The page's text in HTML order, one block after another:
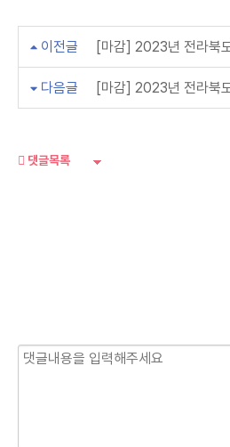
이전글 [마감] 2023년 전라북
다음글 [마감] 2023년 전라북
댓글목록